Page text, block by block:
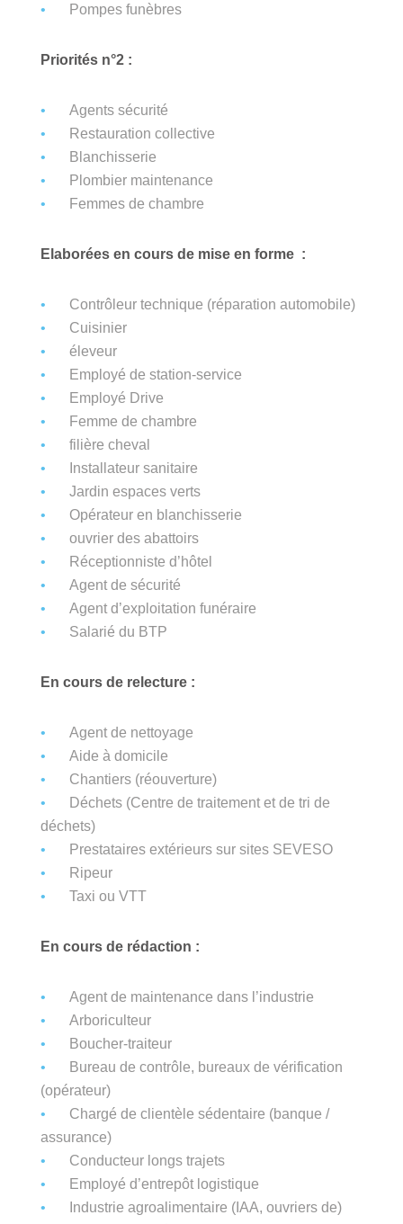
Pompes funèbres
Priorités n°2 :
Agents sécurité
Restauration collective
Blanchisserie
Plombier maintenance
Femmes de chambre
Elaborées en cours de mise en forme :
Contrôleur technique (réparation automobile)
Cuisinier
éleveur
Employé de station-service
Employé Drive
Femme de chambre
filière cheval
Installateur sanitaire
Jardin espaces verts
Opérateur en blanchisserie
ouvrier des abattoirs
Réceptionniste d’hôtel
Agent de sécurité
Agent d’exploitation funéraire
Salarié du BTP
En cours de relecture :
Agent de nettoyage
Aide à domicile
Chantiers (réouverture)
Déchets (Centre de traitement et de tri de
déchets)
Prestataires extérieurs sur sites SEVESO
Ripeur
Taxi ou VTT
En cours de rédaction :
Agent de maintenance dans l’industrie
Arboriculteur
Boucher-traiteur
Bureau de contrôle, bureaux de vérification
(opérateur)
Chargé de clientèle sédentaire (banque /
assurance)
Conducteur longs trajets
Employé d’entrepôt logistique
Industrie agroalimentaire (IAA, ouvriers de)